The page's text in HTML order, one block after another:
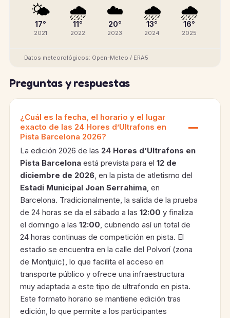
🌤️
17°
2021
🌧️
11°
2022
☁️
20°
2023
🌧️
13°
2024
🌧️
16°
2025
Datos meteorológicos: Open-Meteo / ERA5
Preguntas y respuestas
¿Cuál es la fecha, el horario y el lugar
exacto de las 24 Hores d’Ultrafons en
Pista Barcelona 2026?
La edición 2026 de las 24 Hores d’Ultrafons en
Pista Barcelona está prevista para el 12 de
diciembre de 2026, en la pista de atletismo del
Estadi Municipal Joan Serrahima, en
Barcelona. Tradicionalmente, la salida de la prueba
de 24 horas se da el sábado a las 12:00 y finaliza
el domingo a las 12:00, cubriendo así un total de
24 horas continuas de competición en pista. El
estadio se encuentra en la calle del Polvorí (zona
de Montjuïc), lo que facilita el acceso en
transporte público y ofrece una infraestructura
muy adaptada a este tipo de ultrafondo en pista.
Este formato horario se mantiene edición tras
edición, lo que permite a los participantes